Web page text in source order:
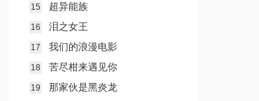
15 超异能族
16 泪之女王
17 我们的浪漫电影
18 苦尽柑来遇见你
19 那家伙是黑炎龙